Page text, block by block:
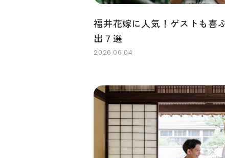
福井花嫁に人気！ゲストも喜
出７選
2026.06.04